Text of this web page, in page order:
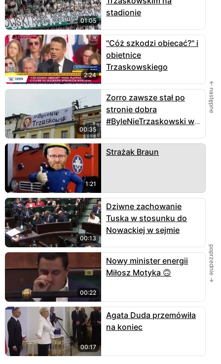
01:05
stadionie
2:24
"Cóż szkodzi obiecać?" i
obietnice
Trzaskowskiego
00:35
Zorro zawsze stał po
stronie dobra
#ByleNieTrzaskowski w
1:21
Strażak Braun
00:13
Dziwne zachowanie
Tuska w stosunku do
Nowackiej w sejmie
00:22
Nowy minister energii
Miłosz Motyka 🙃
00:17
Agata Duda przemówiła
na koniec
← następne
poprzednie →